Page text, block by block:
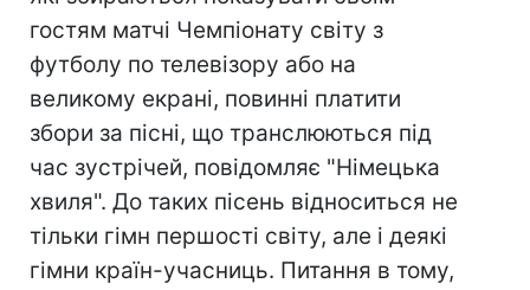
гостям матчі Чемпіонату світу з
футболу по телевізору або на
великому екрані, повинні платити
збори за пісні, що транслюються під
час зустрічей, повідомляє "Німецька
хвиля". До таких пісень відноситься не
тільки гімн першості світу, але і деякі
гімни країн-учасниць. Питання в тому,